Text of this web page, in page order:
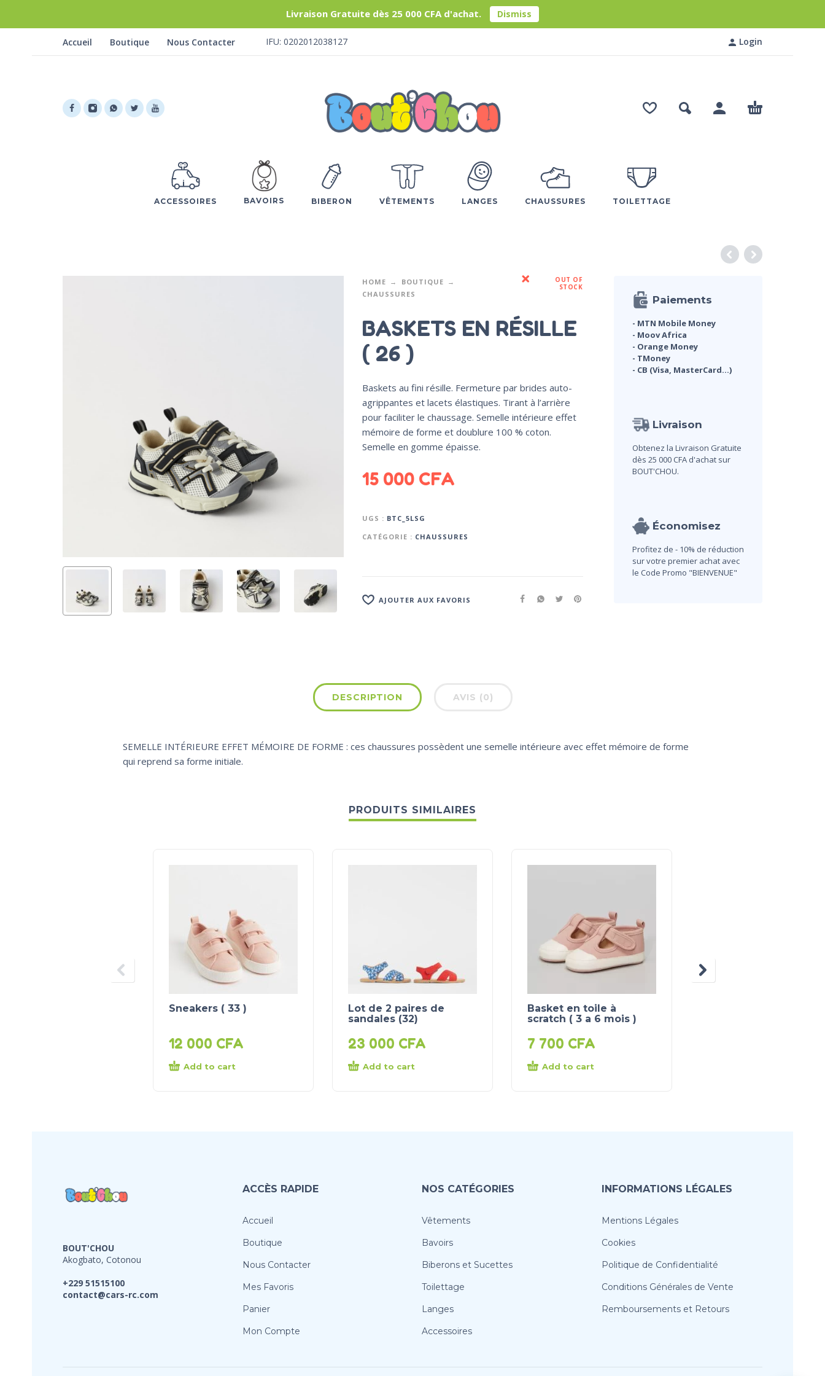
Livraison Gratuite dès 25 000 CFA d'achat. Dismiss
Accueil Boutique Nous Contacter IFU: 0202012038127 Login
ACCESSOIRES BAVOIRS BIBERON VÊTEMENTS LANGES CHAUSSURES TOILETTAGE
HOME
BOUTIQUE
CHAUSSURES
OUT OF
STOCK
BASKETS EN RÉSILLE
( 26 )
Baskets au fini résille. Fermeture par brides auto-
agrippantes et lacets élastiques. Tirant à l’arrière
pour faciliter le chaussage. Semelle intérieure effet
mémoire de forme et doublure 100 % coton.
Semelle en gomme épaisse.
15 000 CFA
UGS : BTC_5LSG
CATÉGORIE : CHAUSSURES
AJOUTER AUX FAVORIS
Paiements
- MTN Mobile Money
- Moov Africa
- Orange Money
- TMoney
- CB (Visa, MasterCard...)
Livraison
Obtenez la Livraison Gratuite
dès 25 000 CFA d'achat sur
BOUT'CHOU.
Économisez
Profitez de - 10% de réduction
sur votre premier achat avec
le Code Promo "BIENVENUE"
DESCRIPTION AVIS (0)
SEMELLE INTÉRIEURE EFFET MÉMOIRE DE FORME : ces chaussures possèdent une semelle intérieure avec effet mémoire de forme
qui reprend sa forme initiale.
PRODUITS SIMILAIRES
Sneakers ( 33 )
12 000 CFA
Add to cart
Lot de 2 paires de
sandales (32)
23 000 CFA
Add to cart
Basket en toile à
scratch ( 3 a 6 mois )
7 700 CFA
Add to cart
BOUT'CHOU
Akogbato, Cotonou
+229 51515100
contact@cars-rc.com
ACCÈS RAPIDE
Accueil
Boutique
Nous Contacter
Mes Favoris
Panier
Mon Compte
NOS CATÉGORIES
Vêtements
Bavoirs
Biberons et Sucettes
Toilettage
Langes
Accessoires
INFORMATIONS LÉGALES
Mentions Légales
Cookies
Politique de Confidentialité
Conditions Générales de Vente
Remboursements et Retours